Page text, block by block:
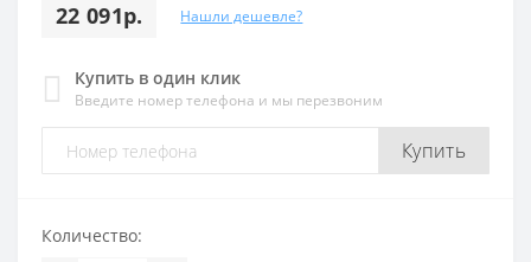
22 091р. Нашли дешевле?
Купить в один клик
Введите номер телефона и мы перезвоним
Купить
Количество: